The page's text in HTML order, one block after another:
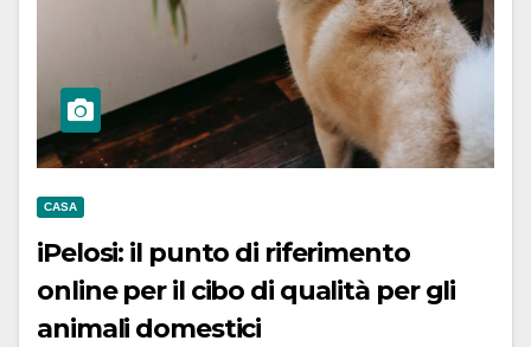
CASA
iPelosi: il punto di riferimento
online per il cibo di qualità per gli
animali domestici